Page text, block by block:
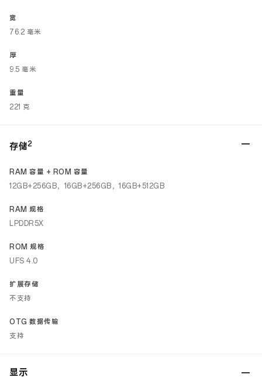
宽
76.2 毫米
厚
9.5 毫米
重量
221 克
存储2
RAM 容量 + ROM 容量
12GB+256GB，16GB+256GB，16GB+512GB
RAM 规格
LPDDR5X
ROM 规格
UFS 4.0
扩展存储
不支持
OTG 数据传输
支持
显示